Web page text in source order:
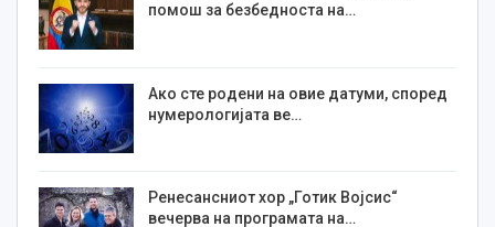
помош за безбедноста на…
Ако сте родени на овие датуми, според
нумерологијата ве…
Ренесансниот хор „Готик Војсис“
вечерва на програмата на…